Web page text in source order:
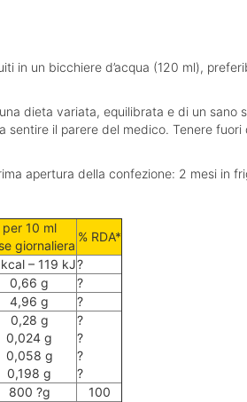
in un bicchiere d’acqua (120 ml),
dieta variata, equilibrata e di un
sentire il parere del medico. Tenere
apertura della confezione: 2 mesi
per 10 ml
giornaliera
% RDA*
– 119 kJ?
0,66 g
?
4,96 g
?
0,28 g
0,024 g
0,058 g
0,198 g
?
?
?
?
800 ?g
100